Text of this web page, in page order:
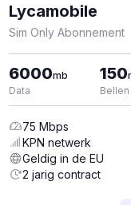
Lycamobile
Sim Only Abonnement
6000mb
Data
150
Bellen
75 Mbps
KPN netwerk
Geldig in de EU
2 jarig contract